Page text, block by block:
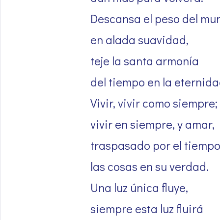
Descansa el peso del
en alada suavidad,
teje la santa armonía
del tiempo en la
Vivir, vivir como siempre;
vivir en siempre, y amar,
traspasado por el
las cosas en su verdad.
Una luz única fluye,
siempre esta luz fluirá